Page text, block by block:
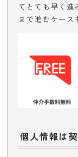
てとても早く進
まで進むケース
個人情報は